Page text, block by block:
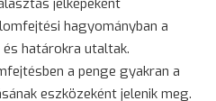
jelképeként
hagyományban a
határokra utaltak.
a penge gyakran a
eszközeként jelenik meg.